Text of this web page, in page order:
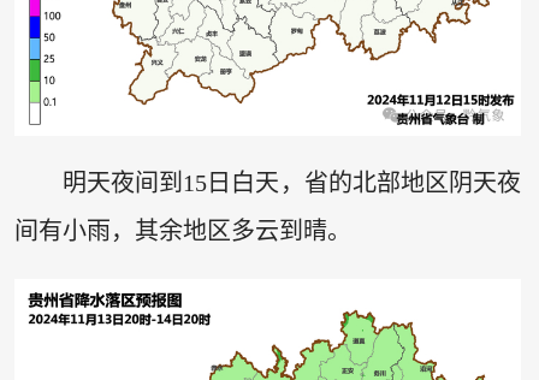
明天夜间到15日白天，省的北部地区阴天夜
间有小雨，其余地区多云到晴。